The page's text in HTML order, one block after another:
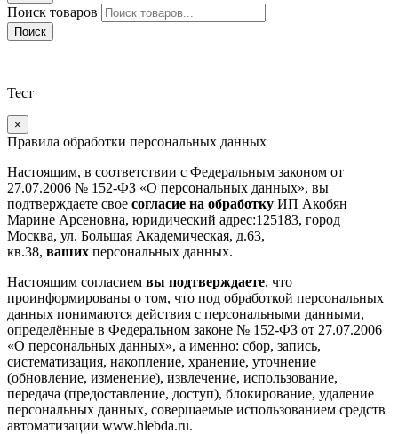
Поиск товаров
Поиск
Тест
×
Правила обработки персональных данных
Настоящим, в соответствии с Федеральным законом от
27.07.2006 № 152-ФЗ «О персональных данных», вы
подтверждаете свое согласие на обработку ИП Акобян
Марине Арсеновна, юридический адрес:125183, город
Москва, ул. Большая Академическая, д.63,
кв.38, ваших персональных данных.
Настоящим согласием вы подтверждаете, что
проинформированы о том, что под обработкой персональных
данных понимаются действия с персональными данными,
определённые в Федеральном законе № 152-ФЗ от 27.07.2006
«О персональных данных», а именно: сбор, запись,
систематизация, накопление, хранение, уточнение
(обновление, изменение), извлечение, использование,
передача (предоставление, доступ), блокирование, удаление
персональных данных, совершаемые использованием средств
автоматизации www.hlebda.ru.